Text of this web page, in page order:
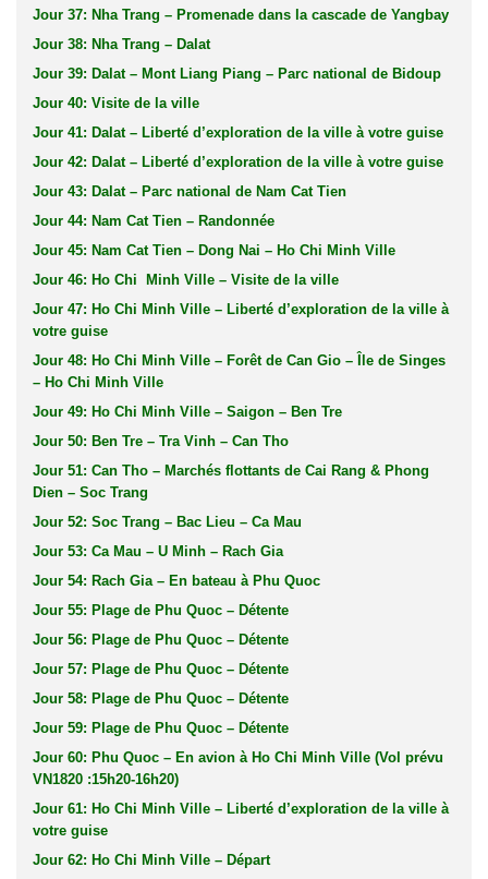
Jour 37: Nha Trang – Promenade dans la cascade de Yangbay
Jour 38: Nha Trang – Dalat
Jour 39: Dalat – Mont Liang Piang – Parc national de Bidoup
Jour 40: Visite de la ville
Jour 41: Dalat – Liberté d’exploration de la ville à votre guise
Jour 42: Dalat – Liberté d’exploration de la ville à votre guise
Jour 43: Dalat – Parc national de Nam Cat Tien
Jour 44: Nam Cat Tien – Randonnée
Jour 45: Nam Cat Tien – Dong Nai – Ho Chi Minh Ville
Jour 46: Ho Chi Minh Ville – Visite de la ville
Jour 47: Ho Chi Minh Ville – Liberté d’exploration de la ville à
votre guise
Jour 48: Ho Chi Minh Ville – Forêt de Can Gio – Île de Singes
– Ho Chi Minh Ville
Jour 49: Ho Chi Minh Ville – Saigon – Ben Tre
Jour 50: Ben Tre – Tra Vinh – Can Tho
Jour 51: Can Tho – Marchés flottants de Cai Rang & Phong
Dien – Soc Trang
Jour 52: Soc Trang – Bac Lieu – Ca Mau
Jour 53: Ca Mau – U Minh – Rach Gia
Jour 54: Rach Gia – En bateau à Phu Quoc
Jour 55: Plage de Phu Quoc – Détente
Jour 56: Plage de Phu Quoc – Détente
Jour 57: Plage de Phu Quoc – Détente
Jour 58: Plage de Phu Quoc – Détente
Jour 59: Plage de Phu Quoc – Détente
Jour 60: Phu Quoc – En avion à Ho Chi Minh Ville (Vol prévu
VN1820 :15h20-16h20)
Jour 61: Ho Chi Minh Ville – Liberté d’exploration de la ville à
votre guise
Jour 62: Ho Chi Minh Ville – Départ